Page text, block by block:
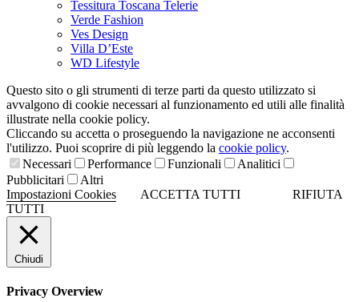
Tessitura Toscana Telerie
Verde Fashion
Ves Design
Villa D’Este
WD Lifestyle
Questo sito o gli strumenti di terze parti da questo utilizzato si
avvalgono di cookie necessari al funzionamento ed utili alle finalità
illustrate nella cookie policy.
Cliccando su accetta o proseguendo la navigazione ne acconsenti
l'utilizzo. Puoi scoprire di più leggendo la cookie policy.
Necessari
Performance Funzionali
Analitici
Pubblicitari
Altri
Impostazioni Cookies
ACCETTA TUTTI
RIFIUTA
TUTTI
Chiudi
Privacy Overview